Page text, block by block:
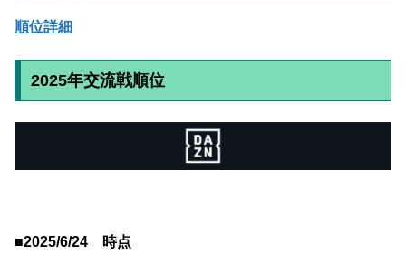
順位詳細
2025年交流戦順位
■2025/6/24 時点